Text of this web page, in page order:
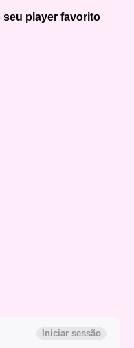
seu player favorito